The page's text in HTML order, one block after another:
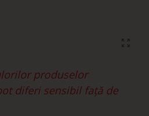
produselor
diferi sensibil față de